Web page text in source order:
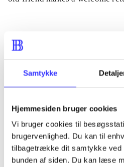
Samtykke
Hjemmesiden bruger cookies
Vi bruger cookies til
brugervenlighed. Du kan til
tilbagetrække dit samtykke ved
bunden af siden. Du kan læse
Periodica
The article is a part of
Tidsskrift
The articles in are frequently